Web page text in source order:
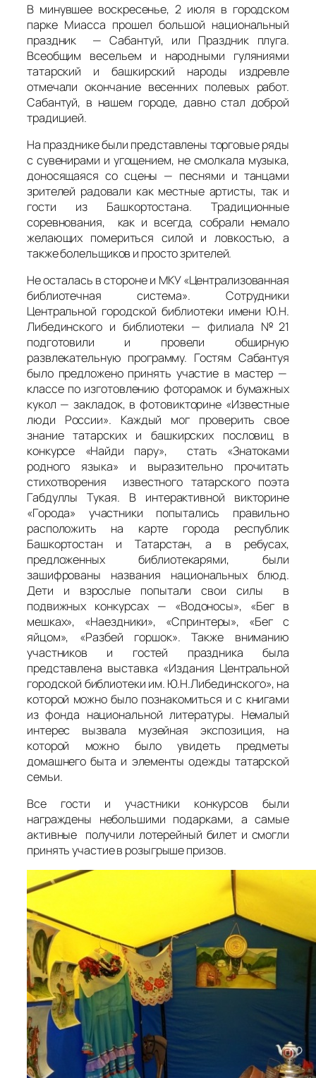
В минувшее воскресенье, 2 июля в городском
парке Миасса прошел большой национальный
праздник — Сабантуй, или Праздник плуга.
Всеобщим весельем и народными гуляниями
татарский и башкирский народы издревле
отмечали окончание весенних полевых работ.
Сабантуй, в нашем городе, давно стал доброй
традицией.
На празднике были представлены торговые ряды
с сувенирами и угощением, не смолкала музыка,
доносящаяся со сцены — песнями и танцами
зрителей радовали как местные артисты, так и
гости из Башкортостана. Традиционные
соревнования, как и всегда, собрали немало
желающих помериться силой и ловкостью, а
также болельщиков и просто зрителей.
Не осталась в стороне и МКУ «Централизованная
библиотечная система». Сотрудники
Центральной городской библиотеки имени Ю.Н.
Либединского и библиотеки — филиала №21
подготовили и провели обширную
развлекательную программу. Гостям Сабантуя
было предложено принять участие в мастер —
классе по изготовлению фоторамок и бумажных
кукол — закладок, в фотовикторине «Известные
люди России». Каждый мог проверить свое
знание татарских и башкирских пословиц в
конкурсе «Найди пару», стать «Знатоками
родного языка» и выразительно прочитать
стихотворения известного татарского поэта
Габдуллы Тукая. В интерактивной викторине
«Города» участники попытались правильно
расположить на карте города республик
Башкортостан и Татарстан, а в ребусах,
предложенных библиотекарями, были
зашифрованы названия национальных блюд.
Дети и взрослые попытали свои силы в
подвижных конкурсах — «Водоносы», «Бег в
мешках», «Наездники», «Спринтеры», «Бег с
яйцом», «Разбей горшок». Также вниманию
участников и гостей праздника была
представлена выставка «Издания Центральной
городской библиотеки им. Ю.Н.Либединского», на
которой можно было познакомиться и с книгами
из фонда национальной литературы. Немалый
интерес вызвала музейная экспозиция, на
которой можно было увидеть предметы
домашнего быта и элементы одежды татарской
семьи.
Все гости и участники конкурсов были
награждены небольшими подарками, а самые
активные получили лотерейный билет и смогли
принять участие в розыгрыше призов.